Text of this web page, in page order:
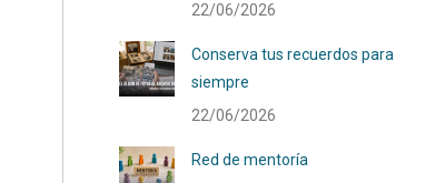
22/06/2026
Conserva tus recuerdos para
siempre
22/06/2026
Red de mentoría